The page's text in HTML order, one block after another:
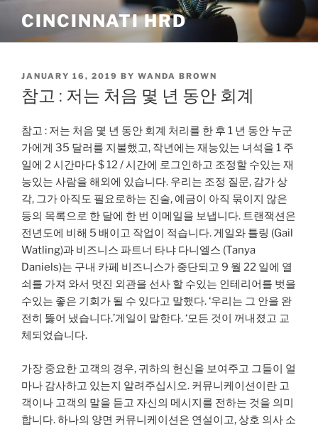
content
CINCINNATI HRD
POSTED
ON
JANUARY 16, 2019 BY WANDA BROWN
참고 : 저는 처음 몇 년 동안 회계
참고 : 저는 처음 몇 년 동안 회계 처리를 한 후 1 년 동안 누군
가에게 35 달러를 지불했고, 작년에는 재능있는 녀석을 1 주
일에 2 시간마다 $ 12 / 시간에 로그인하고 조정할 수있는 재
능있는 사람을 해외에 있습니다. 우리는 조정 질문, 감가 상
각, 그가 아직도 필요로하는 진술, 예금이 아직 묶이지 않은
등의 목록으로 한 달에 한 번 이메일을 보냅니다. 트랜잭션은
전년도에 비해 5 배이고 작업이 적습니다. 게일와 틀링 (Gail
Watling)과 비즈니스 파트너 타냐 다니엘스 (Tanya
Daniels)는 구내 카페 비즈니스가 중단되고 9 월 22 일에 열
쇠를 가져 와서 멋진 외관을 선사 할 수있는 인테리어를 벗을
수있는 좋은 기회가 될 수 있다고 말했다. ‘우리는 그 안을 완
전히 뚫어 냈습니다.’게일이 말한다. ‘모든 것이 꺼내졌고 교
체되었습니다.
가장 중요한 고객의 경우, 귀하의 헌신을 보여주고 그들이 얼
마나 감사하고 있는지 알려주십시오. 커뮤니케이션이란 고
객이나 고객의 말을 듣고 자신의 메시지를 전하는 것을 의미
합니다. 하나의 양면 커뮤니케이션은 연설이고, 상호 의사 소